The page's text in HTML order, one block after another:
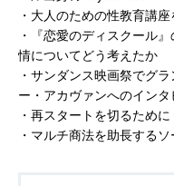
・大人のための性教育講
・『恋愛のディスクール
情についてどう考えたか
・サンダンス映画祭でグ
ー・アカヴァンへのインタ
・再スタートを切るため
・マルチ商法を助長する